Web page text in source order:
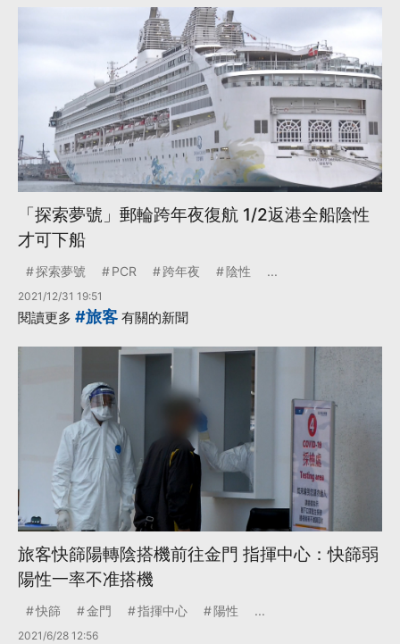
「探索夢號」郵輪跨年夜復航 1/2返港全船陰性
才可下船
探索夢號 PCR 跨年夜 陰性 ...
2021/12/31 19:51
閱讀更多 #旅客 有關的新聞
旅客快篩陽轉陰搭機前往金門 指揮中心：快篩弱
陽性一率不准搭機
快篩 金門 指揮中心 陽性 ...
2021/6/28 12:56